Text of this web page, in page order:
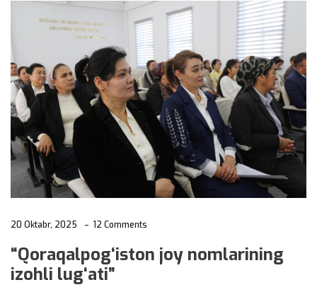
20 Oktabr, 2025 12 Comments
“Qoraqalpog‘iston joy nomlarining
izohli lug‘ati”